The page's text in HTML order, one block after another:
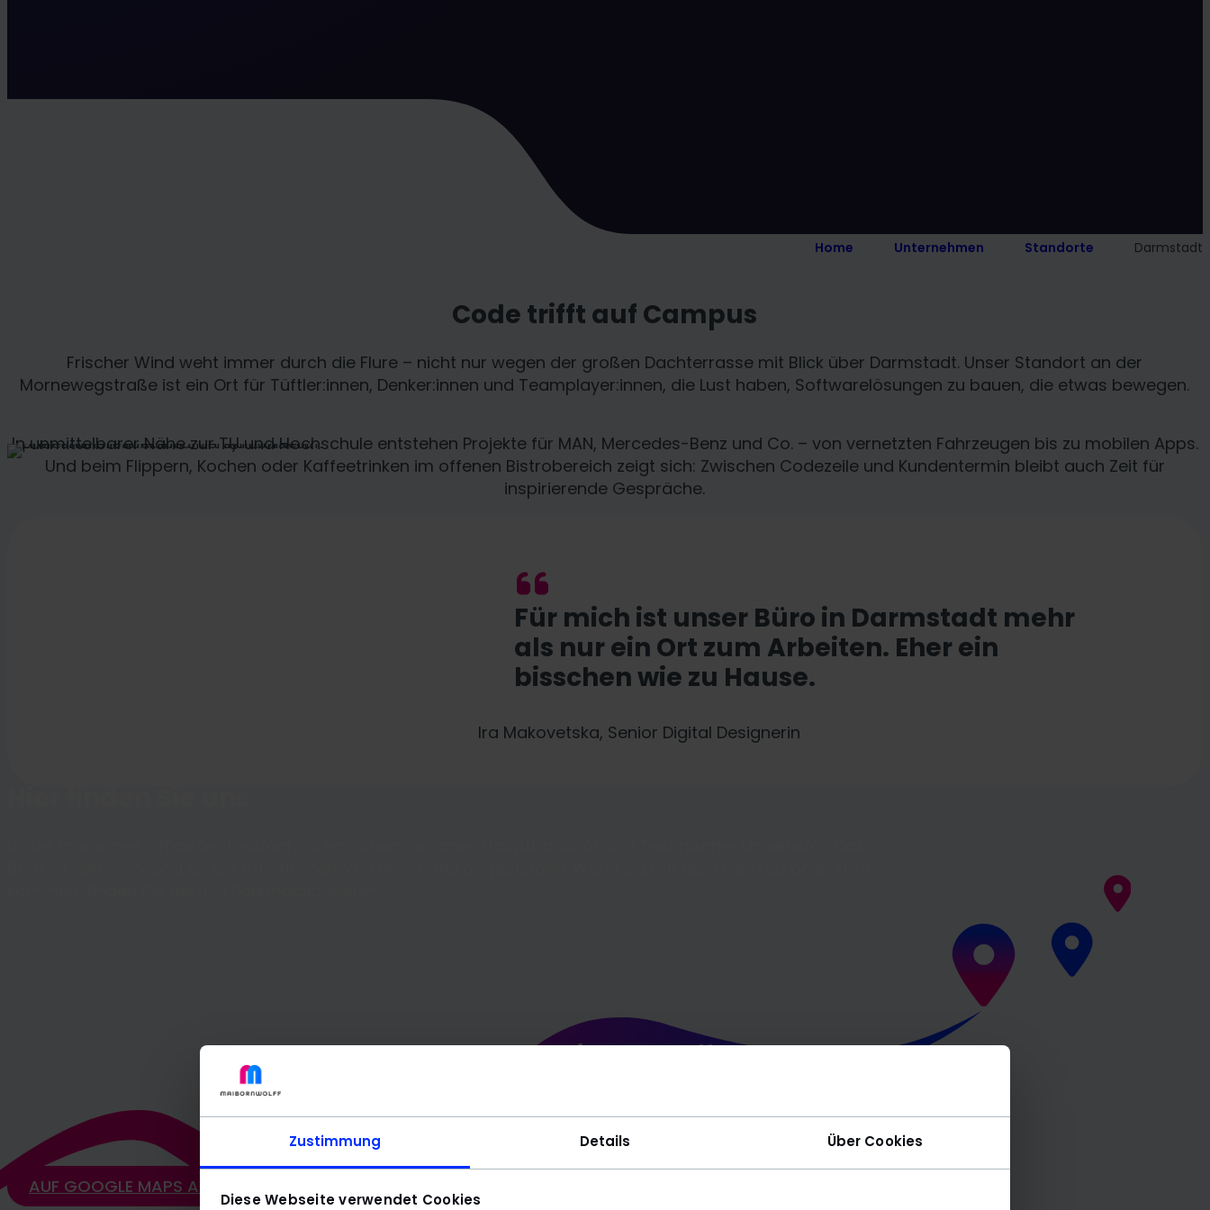
Zustimmung Details Über Cookies
Diese Webseite verwendet Cookies
Home Unternehmen Standorte Darmstadt
Code trifft auf Campus
Frischer Wind weht immer durch die Flure – nicht nur wegen der großen Dachterrasse mit Blick über Darmstadt. Unser Standort an der
Mornewegstraße ist ein Ort für Tüftler:innen, Denker:innen und Teamplayer:innen, die Lust haben, Softwarelösungen zu bauen, die etwas bewegen.
In unmittelbarer Nähe zur TU und Hochschule entstehen Projekte für MAN, Mercedes-Benz und Co. – von vernetzten Fahrzeugen bis zu mobilen Apps.
Und beim Flippern, Kochen oder Kaffeetrinken im offenen Bistrobereich zeigt sich: Zwischen Codezeile und Kundentermin bleibt auch Zeit für
inspirierende Gespräche.
Für mich ist unser Büro in Darmstadt mehr
als nur ein Ort zum Arbeiten. Eher ein
bisschen wie zu Hause.
Ira Makovetska, Senior Digital Designerin
MaibornWolff GmbH
64293 Darmstadt
AUF GOOGLE MAPS AUFRUFEN